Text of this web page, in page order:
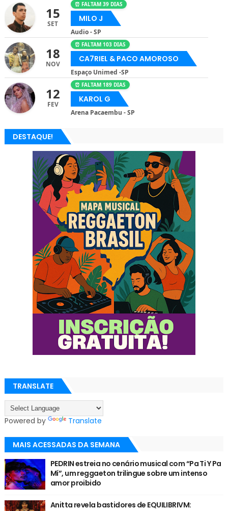
15
SET
⏰ FALTAM 39 DIAS
MILO J
Audio - SP
18
NOV
⏰ FALTAM 103 DIAS
CA7RIEL & PACO AMOROSO
Espaço Unimed -SP
12
FEV
⏰ FALTAM 189 DIAS
KAROL G
Arena Pacaembu - SP
DESTAQUE!
TRANSLATE
Powered by Translate
MAIS ACESSADAS DA SEMANA
PEDRIN estreia no cenário musical com “Pa Ti Y Pa
Mí”, um reggaeton trilingue sobre um intenso
amor proibido
Anitta revela bastidores de EQUILIBRIVM: